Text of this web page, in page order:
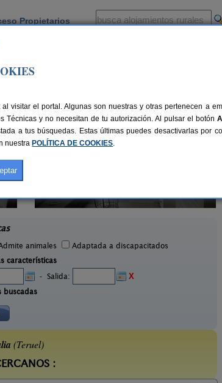
Propietarios
animales
Adaptada a discapacitados
características
- Salida:
X
buscadas
(Teruel)
:
visitar el portal. Algunas son nuestras y otras pertenecen a
Técnicas y no necesitan de tu autorización. Al pulsar el botón
a tus búsquedas. Estas últimas puedes desactivarlas por
nuestra POLÍTICA DE COOKIES.